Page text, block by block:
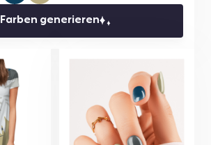
Farben generieren